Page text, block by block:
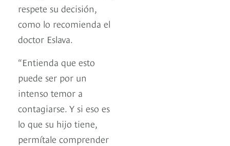
respete su decisión,
como lo recomienda el
doctor Eslava.
“Entienda que esto
puede ser por un
intenso temor a
contagiarse. Y si eso es
lo que su hijo tiene,
permítale comprender